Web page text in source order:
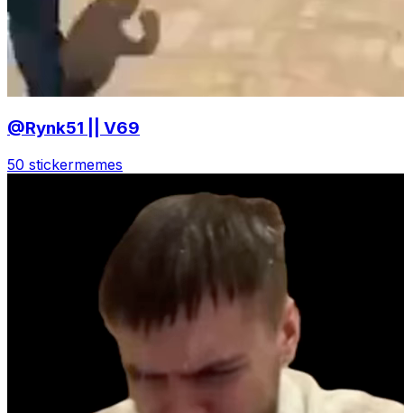
@Rynk51 || V69
50 stickermemes